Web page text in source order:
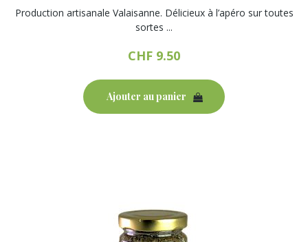
Production artisanale Valaisanne. Délicieux à l’apéro sur toutes
sortes ...
CHF 9.50
Ajouter au panier